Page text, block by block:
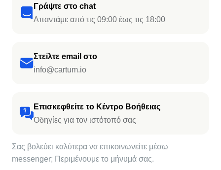
Γράψτε στο chat
Απαντάμε από τις 09:00 έως τις 18:00
Στείλτε email στο
info@cartum.io
Επισκεφθείτε το Κέντρο Βοήθειας
Οδηγίες για τον ιστότοπό σας
Σας βολεύει καλύτερα να επικοινωνείτε μέσω
messenger; Περιμένουμε το μήνυμά σας.